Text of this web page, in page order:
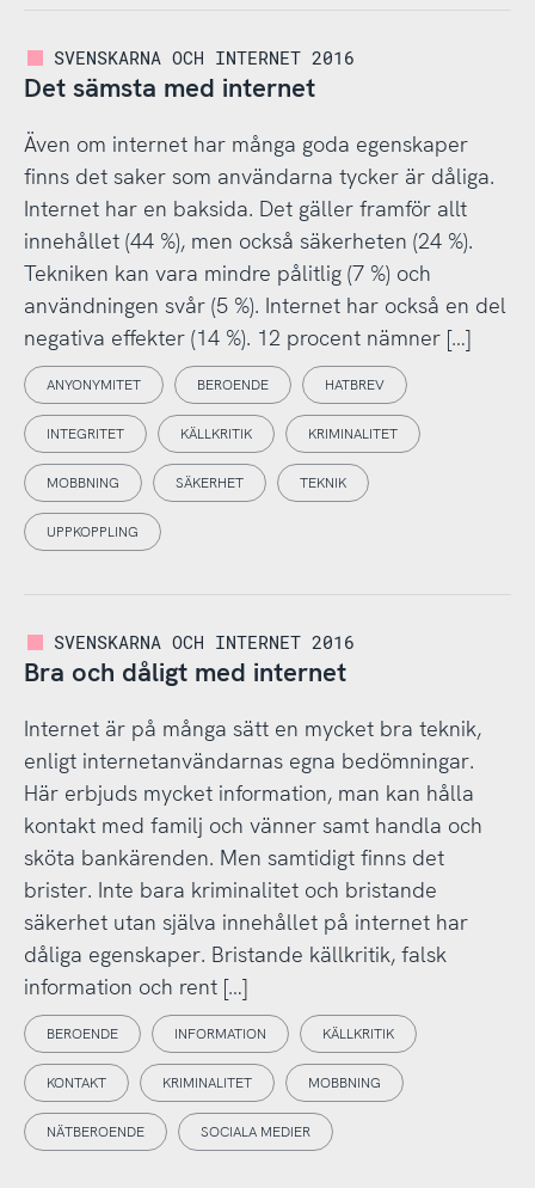
SVENSKARNA OCH INTERNET 2016
Det sämsta med internet
Även om internet har många goda egenskaper
finns det saker som användarna tycker är dåliga.
Internet har en baksida. Det gäller framför allt
innehållet (44 %), men också säkerheten (24 %).
Tekniken kan vara mindre pålitlig (7 %) och
användningen svår (5 %). Internet har också en del
negativa effekter (14 %). 12 procent nämner […]
ANYONYMITET BEROENDE HATBREV
INTEGRITET KÄLLKRITIK KRIMINALITET
MOBBNING SÄKERHET TEKNIK
UPPKOPPLING
SVENSKARNA OCH INTERNET 2016
Bra och dåligt med internet
Internet är på många sätt en mycket bra teknik,
enligt internetanvändarnas egna bedömningar.
Här erbjuds mycket information, man kan hålla
kontakt med familj och vänner samt handla och
sköta bankärenden. Men samtidigt finns det
brister. Inte bara kriminalitet och bristande
säkerhet utan själva innehållet på internet har
dåliga egenskaper. Bristande källkritik, falsk
information och rent […]
BEROENDE INFORMATION KÄLLKRITIK
KONTAKT KRIMINALITET MOBBNING
NÄTBEROENDE SOCIALA MEDIER